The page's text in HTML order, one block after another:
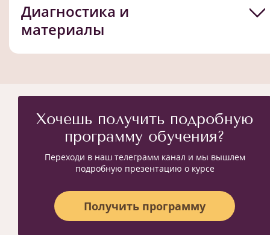
Диагностика и
материалы
Хочешь получить подробную
программу обучения?
Переходи в наш телеграмм канал и мы вышлем
подробную презентацию о курсе
Получить программу